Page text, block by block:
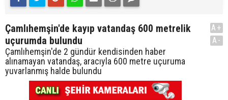
Çamlıhemşin'de kayıp vatandaş 600 metrelik
uçurumda bulundu
Çamlıhemşin'de 2 gündür kendisinden haber
alınamayan vatandaş, aracıyla 600 metre uçuruma
yuvarlanmış halde bulundu
A+
A-